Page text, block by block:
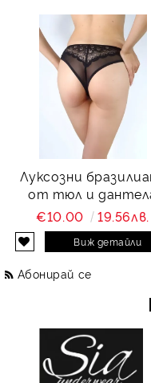
Луксозни
от тюл и
Charity
€10.00 19.56лв.
Виж детайли
Абонирай се